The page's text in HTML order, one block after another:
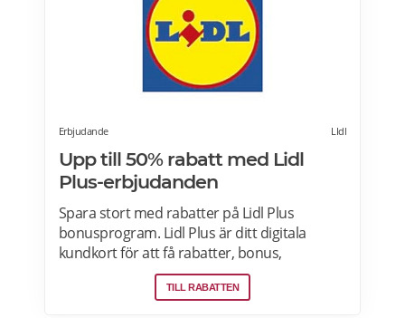
Erbjudande LIdl
Upp till 50% rabatt med Lidl
Plus-erbjudanden
Spara stort med rabatter på Lidl Plus
bonusprogram. Lidl Plus är ditt digitala
kundkort för att få rabatter, bonus,
skräddarsydda erbjudanden och mycket
mer varje vecka. Skanna ditt kort varje gång
TILL RABATTEN